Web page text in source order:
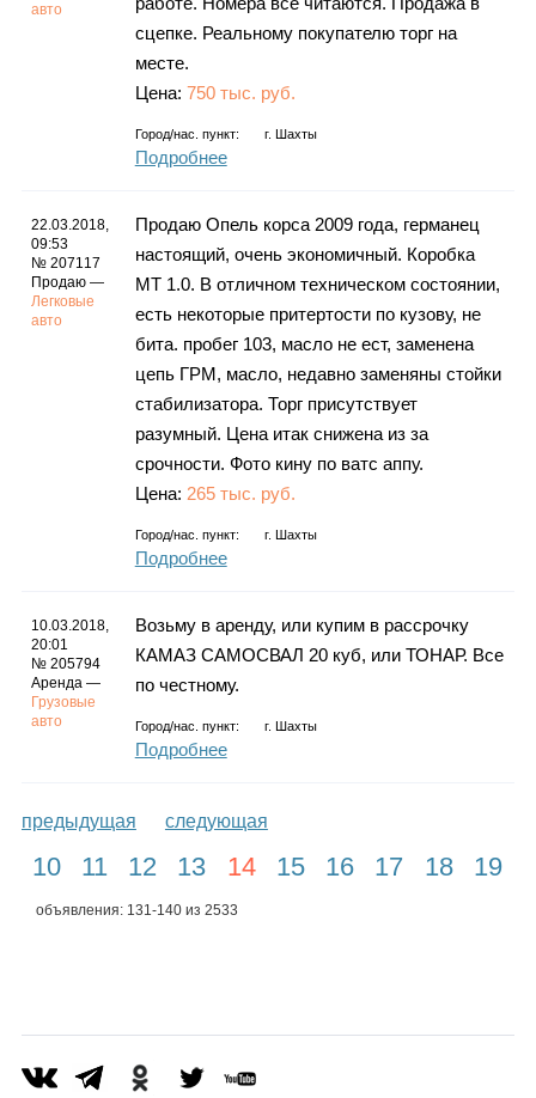
авто
сцепке. Реальному покупателю торг на
месте.
Цена: 750 тыс. руб.
Город/нас. пункт: г. Шахты
Подробнее
22.03.2018,
09:53
№ 207117
Продаю —
Легковые
авто
Продаю Опель корса 2009 года, германец
настоящий, очень экономичный. Коробка
МТ 1.0. В отличном техническом состоянии,
есть некоторые притертости по кузову, не
бита. пробег 103, масло не ест, заменена
цепь ГРМ, масло, недавно заменяны стойки
стабилизатора. Торг присутствует
разумный. Цена итак снижена из за
срочности. Фото кину по ватс аппу.
Цена: 265 тыс. руб.
Город/нас. пункт: г. Шахты
Подробнее
10.03.2018,
20:01
№ 205794
Аренда —
Грузовые
авто
Возьму в аренду, или купим в рассрочку
КАМАЗ САМОСВАЛ 20 куб, или ТОНАР. Все
по честному.
Город/нас. пункт: г. Шахты
Подробнее
предыдущая следующая
10 11 12 13 14 15 16 17 18 19
объявления: 131-140 из 2533